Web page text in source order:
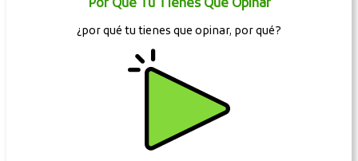
Por Que Tu Tienes Que Opinar
¿por qué tu tienes que opinar, por qué?